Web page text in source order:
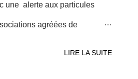
une alerte aux particules
agréées de
LIRE LA SUITE